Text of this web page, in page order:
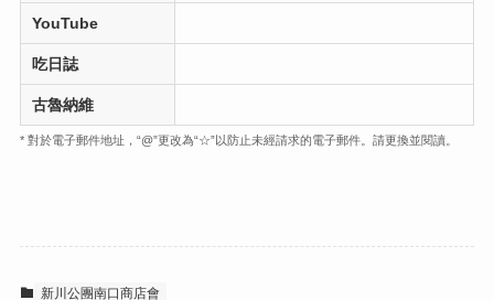
YouTube
吃日誌
古魯納維
* 對於電子郵件地址，“@”更改為“☆”以防止未經請求的電子郵件。請更換並閱讀。
新川公團南口商店會